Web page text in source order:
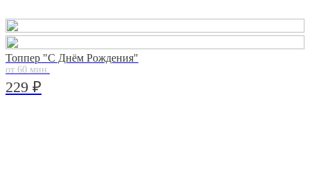
Топпер "С Днём Рождения"
от 60 мин.
229 ₽